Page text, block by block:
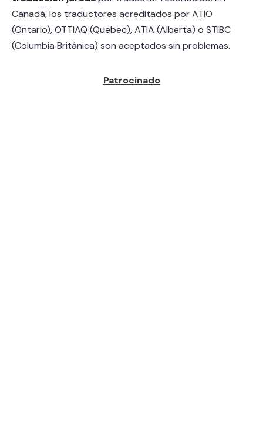
Canadá, los traductores acreditados por ATIO
(Ontario), OTTIAQ (Quebec), ATIA (Alberta) o STIBC
(Columbia Británica) son aceptados sin problemas.